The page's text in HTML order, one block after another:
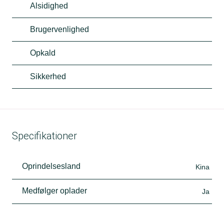
Alsidighed
Brugervenlighed
Opkald
Sikkerhed
Specifikationer
Oprindelsesland Kina
Medfølger oplader Ja